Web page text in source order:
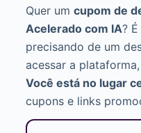
Quer um cupom de
Acelerado com IA?
precisando de um
acessar a
Você está no lugar
cupons e links